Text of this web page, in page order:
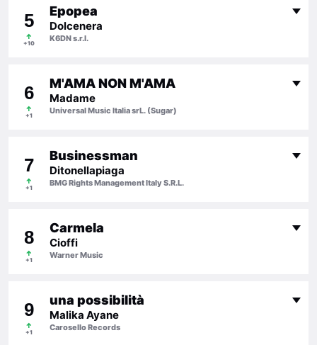
5 Epopea
Dolcenera
K6DN s.r.l.
↑
+10
6 M'AMA NON M'AMA
Madame
Universal Music Italia srL. (Sugar)
↑
+1
7 Businessman
Ditonellapiaga
BMG Rights Management Italy S.R.L.
↑
+1
8 Carmela
Cioffi
Warner Music
↑
+1
9 una possibilità
Malika Ayane
Carosello Records
↑
+1